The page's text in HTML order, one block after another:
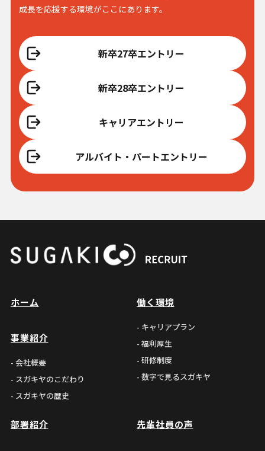
成長を応援する環境がここにあります。
新卒27卒エントリー
新卒28卒エントリー
キャリアエントリー
アルバイト・パートエントリー
ホーム
事業紹介
- 会社概要
- スガキヤのこだわり
- スガキヤの歴史
働く環境
- キャリアプラン
- 福利厚生
- 研修制度
- 数字で見るスガキヤ
部署紹介 先輩社員の声